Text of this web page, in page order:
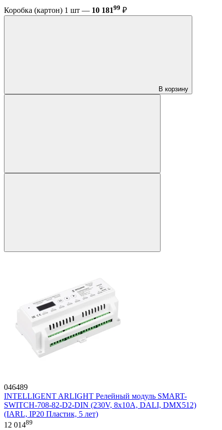
Коробка (картон) 1 шт — 10 18199 ₽
В корзину
046489
INTELLIGENT ARLIGHT Релейный модуль SMART-
SWITCH-708-82-D2-DIN (230V, 8x10A, DALI, DMX512)
(IARL, IP20 Пластик, 5 лет)
12 01489